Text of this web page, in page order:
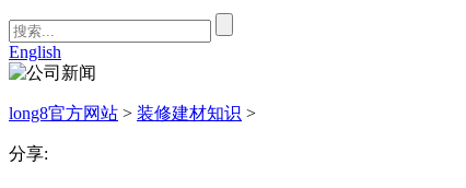
English
long8官方网站 > 装修建材知识 >
分享: